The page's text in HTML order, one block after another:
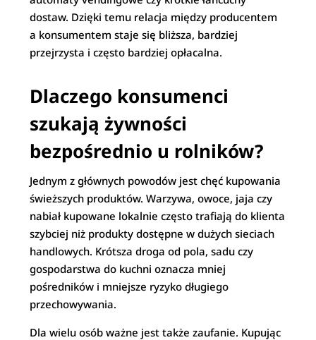
dostaw. Dzięki temu relacja między producentem
a konsumentem staje się bliższa, bardziej
przejrzysta i często bardziej opłacalna.
Dlaczego konsumenci
szukają żywności
bezpośrednio u rolników?
Jednym z głównych powodów jest chęć kupowania
świeższych produktów. Warzywa, owoce, jaja czy
nabiał kupowane lokalnie często trafiają do klienta
szybciej niż produkty dostępne w dużych sieciach
handlowych. Krótsza droga od pola, sadu czy
gospodarstwa do kuchni oznacza mniej
pośredników i mniejsze ryzyko długiego
przechowywania.
Dla wielu osób ważne jest także zaufanie. Kupując